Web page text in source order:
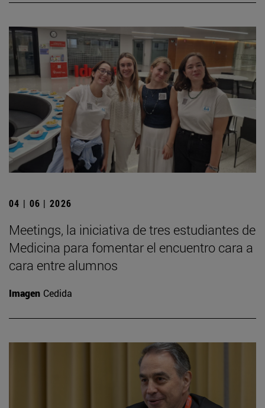
04 | 06 | 2026
Meetings, la iniciativa de tres estudiantes de
Medicina para fomentar el encuentro cara a
cara entre alumnos
Imagen Cedida